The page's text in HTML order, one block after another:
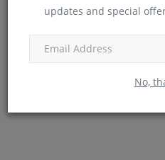
updates and special
No,